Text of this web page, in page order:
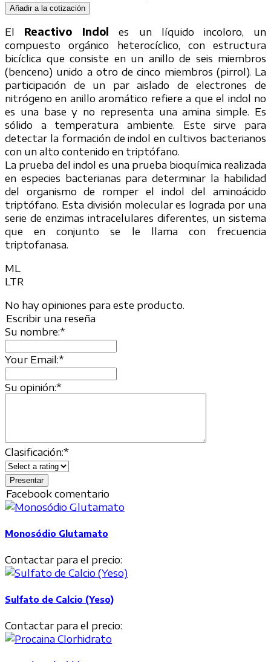
Añadir a la cotización
El Reactivo Indol es un líquido incoloro, un
compuesto orgánico heterocíclico, con estructura
bicíclica que consiste en un anillo de seis miembros
(benceno) unido a otro de cinco miembros (pirrol). La
participación de un par aislado de electrones de
nitrógeno en anillo aromático refiere a que el indol no
es una base y no representa una amina simple. Es
sólido a temperatura ambiente. Este sirve para
detectar la formación de indol en cultivos bacterianos
con un alto contenido en triptófano.
La prueba del indol es una prueba bioquímica realizada
en especies bacterianas para determinar la habilidad
del organismo de romper el indol del aminoácido
triptófano. Esta división molecular es lograda por una
serie de enzimas intracelulares diferentes, un sistema
que en conjunto se le llama con frecuencia
triptofanasa.
ML
LTR
No hay opiniones para este producto.
Escribir una reseña
Su nombre:*
Your Email:*
Su opinión:*
Clasificación:*
Facebook comentario
Monosódio Glutamato
Contactar para el precio:
Sulfato de Calcio (Yeso)
Contactar para el precio: